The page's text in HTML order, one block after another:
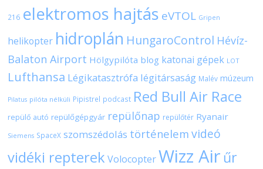
216 elektromos hajtás eVTOL Gripen
helikopter hidroplán HungaroControl Hévíz-
Balaton Airport Hölgypilóta blog katonai gépek LOT
Lufthansa Légikatasztrófa légitársaság Malév múzeum
Pilatus pilóta nélküli Pipistrel podcast Red Bull Air Race
repülő autó repülőgépgyár repülőnap repülőtér Ryanair
Siemens SpaceX szomszédolás történelem videó
vidéki repterek Volocopter Wizz Air űr